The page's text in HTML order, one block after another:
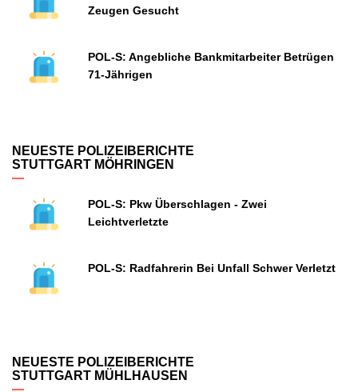
Zeugen Gesucht
POL-S: Angebliche Bankmitarbeiter Betrügen
71-Jährigen
NEUESTE POLIZEIBERICHTE
STUTTGART MÖHRINGEN
POL-S: Pkw Überschlagen - Zwei
Leichtverletzte
POL-S: Radfahrerin Bei Unfall Schwer Verletzt
NEUESTE POLIZEIBERICHTE
STUTTGART MÜHLHAUSEN